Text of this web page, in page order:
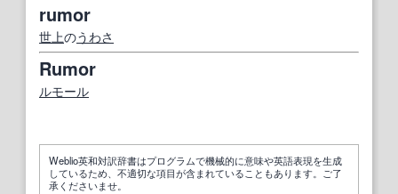
rumor
世上のうわさ
Rumor
ルモール
Weblio英和対訳辞書はプログラムで機械的に意味や英語表現を生成
しているため、不適切な項目が含まれていることもあります。ご了
承くださいませ。